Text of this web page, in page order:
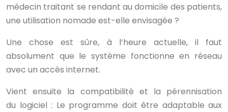
médecin traitant se rendant au domicile des patients,
une utilisation nomade est-elle envisagée ?
Une chose est sûre, à l’heure actuelle, il faut
absolument que le système fonctionne en réseau
avec un accès internet.
Vient ensuite la compatibilité et la pérennisation
du logiciel : Le programme doit être adaptable aux